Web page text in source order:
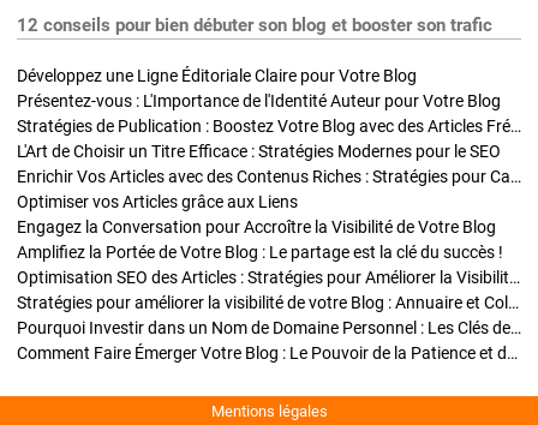
12 conseils pour bien débuter son blog et booster son trafic
Développez une Ligne Éditoriale Claire pour Votre Blog
Présentez-vous : L'Importance de l'Identité Auteur pour Votre Blog
Stratégies de Publication : Boostez Votre Blog avec des Articles Fréquents et Exclusifs
L'Art de Choisir un Titre Efficace : Stratégies Modernes pour le SEO
Enrichir Vos Articles avec des Contenus Riches : Stratégies pour Captiver et Optimiser
Optimiser vos Articles grâce aux Liens
Engagez la Conversation pour Accroître la Visibilité de Votre Blog
Amplifiez la Portée de Votre Blog : Le partage est la clé du succès !
Optimisation SEO des Articles : Stratégies pour Améliorer la Visibilité de Votre Blog
Stratégies pour améliorer la visibilité de votre Blog : Annuaire et Collaborations
Pourquoi Investir dans un Nom de Domaine Personnel : Les Clés de la Réussite de Votre Blog
Comment Faire Émerger Votre Blog : Le Pouvoir de la Patience et de la Persévérance
Mentions légales